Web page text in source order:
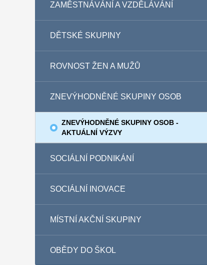
ZAMĚSTNÁVÁNÍ A VZDĚLÁVÁNÍ
DĚTSKÉ SKUPINY
ROVNOST ŽEN A MUŽŮ
ZNEVÝHODNĚNÉ SKUPINY OSOB
ZNEVÝHODNĚNÉ SKUPINY OSOB -
AKTUÁLNÍ VÝZVY
SOCIÁLNÍ PODNIKÁNÍ
SOCIÁLNÍ INOVACE
MÍSTNÍ AKČNÍ SKUPINY
OBĚDY DO ŠKOL